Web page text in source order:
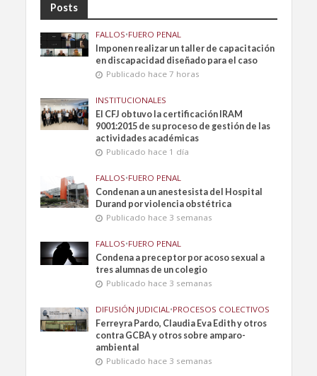
Posts
FALLOS•FUERO PENAL
Imponen realizar un taller de capacitación
en discapacidad diseñado para el caso
Publicado hace 7 horas
INSTITUCIONALES
El CFJ obtuvo la certificación IRAM
9001:2015 de su proceso de gestión de las
actividades académicas
Publicado hace 1 día
FALLOS•FUERO PENAL
Condenan a un anestesista del Hospital
Durand por violencia obstétrica
Publicado hace 3 semanas
FALLOS•FUERO PENAL
Condena a preceptor por acoso sexual a
tres alumnas de un colegio
Publicado hace 3 semanas
DIFUSIÓN JUDICIAL •PROCESOS COLECTIVOS
Ferreyra Pardo, Claudia Eva Edith y otros
contra GCBA y otros sobre amparo-
ambiental
Publicado hace 3 semanas